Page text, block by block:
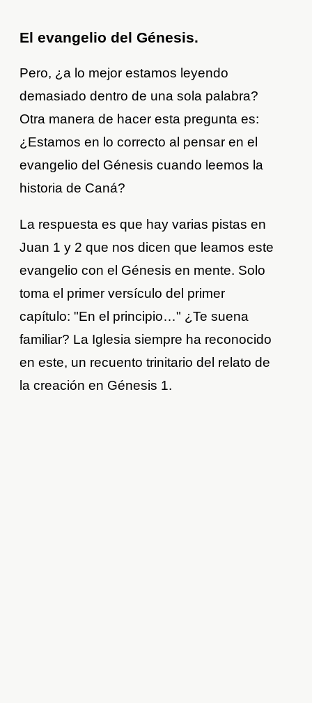
El evangelio del Génesis.
Pero, ¿a lo mejor estamos leyendo
demasiado dentro de una sola palabra?
Otra manera de hacer esta pregunta es:
¿Estamos en lo correcto al pensar en el
evangelio del Génesis cuando leemos la
historia de Caná?
La respuesta es que hay varias pistas en
Juan 1 y 2 que nos dicen que leamos este
evangelio con el Génesis en mente. Solo
toma el primer versículo del primer
capítulo: "En el principio…" ¿Te suena
familiar? La Iglesia siempre ha reconocido
en este, un recuento trinitario del relato de
la creación en Génesis 1.